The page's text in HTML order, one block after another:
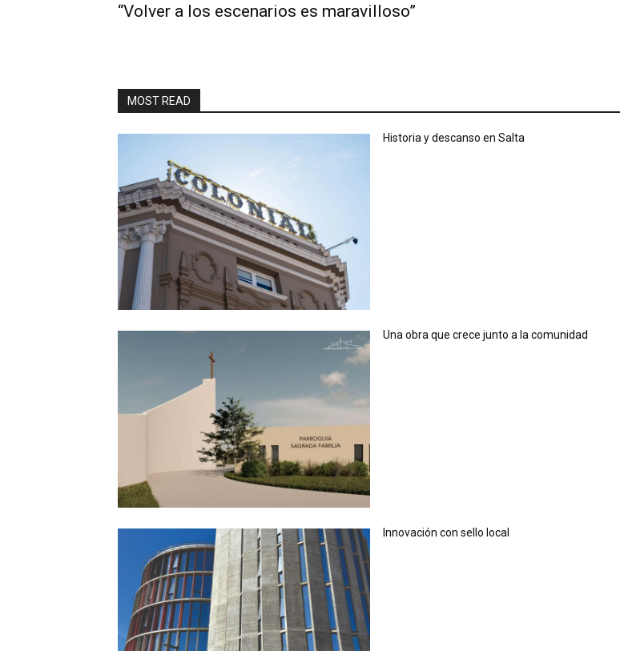
“Volver a los escenarios es maravilloso”
MOST READ
Historia y descanso en Salta
Una obra que crece junto a la comunidad
Innovación con sello local